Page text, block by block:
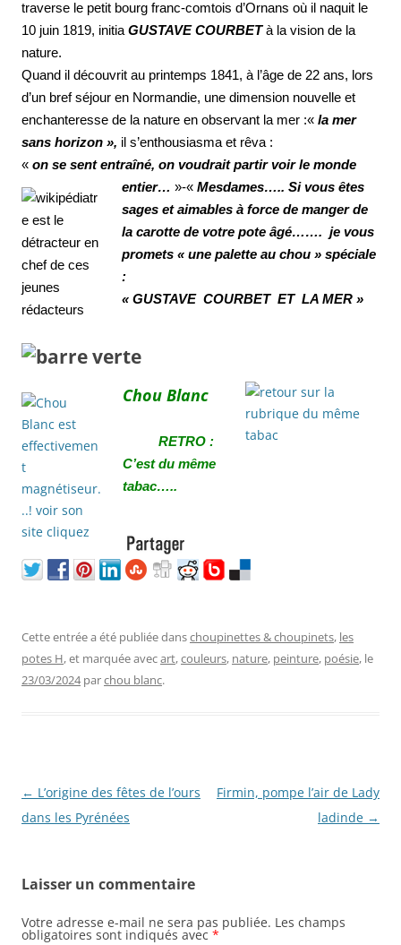
traverse le petit bourg franc-comtois d’Ornans où il naquit le
10 juin 1819, initia GUSTAVE COURBETà la vision de la
nature.
Quand il découvrit au printemps 1841, à l’âge de 22 ans, lors
d’un bref séjour en Normandie, une dimension nouvelle et
enchanteresse de la nature en observant la mer :« la mer
sans horizon », il s’enthousiasma et rêva :
« on se sent entraîné, on voudrait partir voir le monde
entier… »-« Mesdames….. Si vous êtes
sages et aimables à force de manger de
la carotte de votre pote âgé……. je vous
promets « une palette au chou » spéciale
:
« GUSTAVE COURBET ET LA MER »
Chou Blanc
RETRO :
C’est du même
tabac…..
Cette entrée a été publiée danschoupinettes & choupinets, les
potes H, et marquée avecart,couleurs, nature, peinture, poésie, le
23/03/2024 parchou blanc.
Navigation
des
← L’origine des fêtes de l’ours
dans les Pyrénées
Firmin, pompe l’air de Lady
ladinde →
Laisser un commentaire
Votre adresse e-mail ne sera pas publiée. Les champs
obligatoires sont indiqués avec *